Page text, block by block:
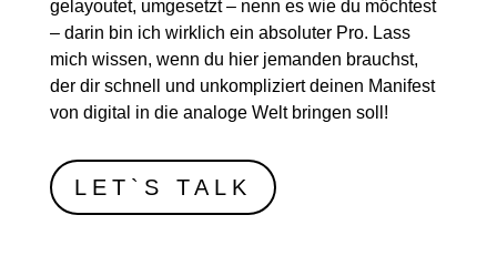
gelayoutet, umgesetzt – nenn es wie du möchtest
– darin bin ich wirklich ein absoluter Pro. Lass
mich wissen, wenn du hier jemanden brauchst,
der dir schnell und unkompliziert deinen Manifest
von digital in die analoge Welt bringen soll!
LET`S TALK